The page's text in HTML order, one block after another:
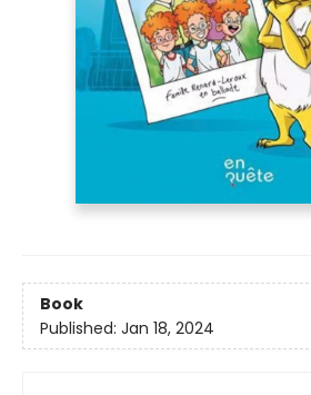
Book
Published: Jan 18, 2024